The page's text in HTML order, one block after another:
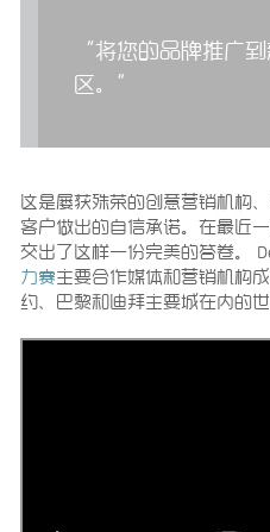
“将您的品牌推广
区。”
这是屡获殊荣的创意营销机构
客户做出的自信承诺。在最近
交出了这样一份完美的答卷。
力赛主要合作媒体和营销机构
约、巴黎和迪拜主要城在内的